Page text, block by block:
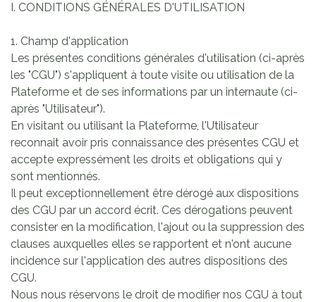
I. CONDITIONS GÉNÉRALES D'UTILISATION
1. Champ d'application
Les présentes conditions générales d'utilisation (ci-après
les "CGU") s'appliquent à toute visite ou utilisation de la
Plateforme et de ses informations par un internaute (ci-
après "Utilisateur").
En visitant ou utilisant la Plateforme, l'Utilisateur
reconnait avoir pris connaissance des présentes CGU et
accepte expressément les droits et obligations qui y
sont mentionnés.
Il peut exceptionnellement être dérogé aux dispositions
des CGU par un accord écrit. Ces dérogations peuvent
consister en la modification, l'ajout ou la suppression des
clauses auxquelles elles se rapportent et n'ont aucune
incidence sur l'application des autres dispositions des
CGU.
Nous nous réservons le droit de modifier nos CGU à tout